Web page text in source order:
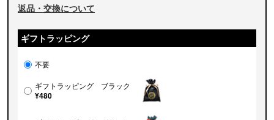
返品・交換について
ギフトラッピング
不要
ギフトラッピング ブラック
¥480